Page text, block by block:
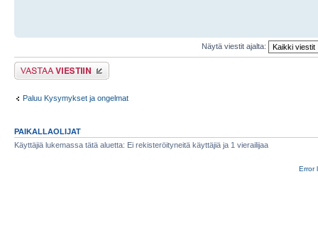
Näytä viestit ajalta:
Lähetä vastaus
Paluu Kysymykset ja ongelmat
PAIKALLAOLIJAT
Käyttäjiä lukemassa tätä aluetta: Ei rekisteröityneitä käyttäjiä ja 1 vierailijaa
Error